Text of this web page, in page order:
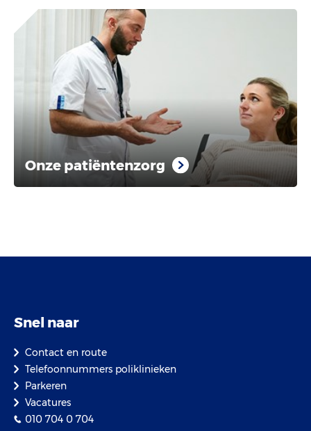
Onze patiëntenzorg
Snel naar
Contact en route
Telefoonnummers poliklinieken
Parkeren
Vacatures
010 704 0 704